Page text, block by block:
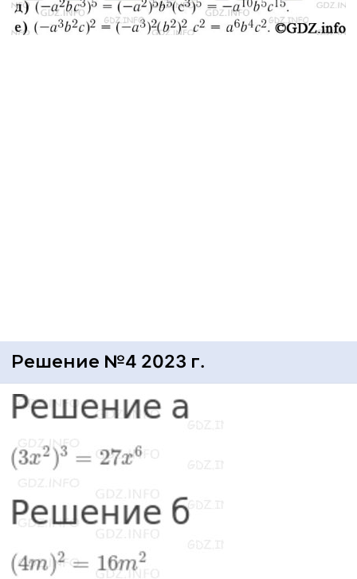
Решение №4 2023 г.